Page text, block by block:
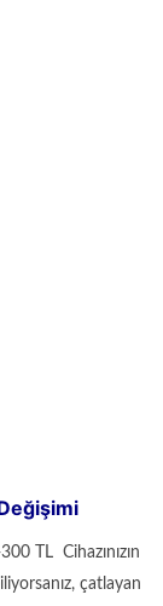
TL Cihazınızın
çatlayan